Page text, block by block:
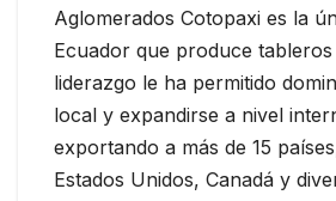
Aglomerados Cotopaxi es la
Ecuador que produce tableros
liderazgo le ha permitido
local y expandirse a nivel
exportando a más de 15
Estados Unidos, Canadá y